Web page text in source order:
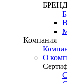
БРЕНД
Компания
О